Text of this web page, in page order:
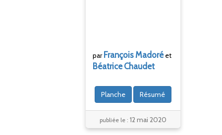
par FrançoisMadoréet
Béatrice Chaudet
Planche Résumé
publiée le :12 mai 2020